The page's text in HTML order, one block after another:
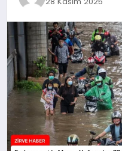
SAĞLIK
SPOR
TEKNOLOJI